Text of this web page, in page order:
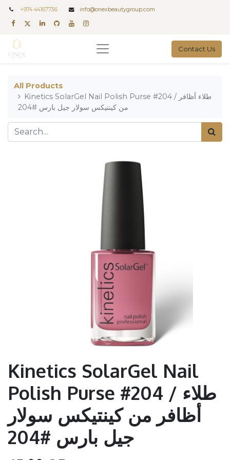
+974 44167736 info@onexbeautygroup.com
Contact Us
All Products
Kinetics SolarGel Nail Polish Purse #204 / طلاء أظافر
من كينتيكس سولار جيل بارس #204
Kinetics SolarGel Nail
Polish Purse #204 / طلاء
أظافر من كينتيكس سولار
جيل بارس #204